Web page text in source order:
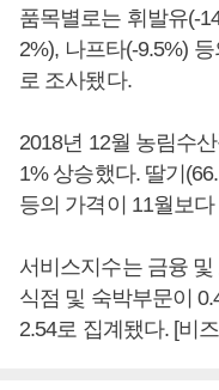
품목별로는 휘발유(-
2%), 나프타(-9.5%)
로 조사됐다.
2018년 12월 농림수
1% 상승했다. 딸기
등의 가격이 11월보
서비스지수는 금융
식점 및 숙박부문이
2.54로 집계됐다. [비